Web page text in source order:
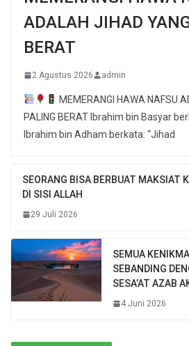
ADALAH JIHAD
BERAT
2 Agustus 2026 admin
MEMERANGI HAWA NAFSU
PALING BERAT Ibrahim bin Basyar
Ibrahim bin Adham berkata: “Jihad
SEORANG BISA BERBUAT MAKSIAT
DI SISI ALLAH
29 Juli 2026
SEMUA
SEBANDING
SESA’AT AZAB
4 Juni 2026